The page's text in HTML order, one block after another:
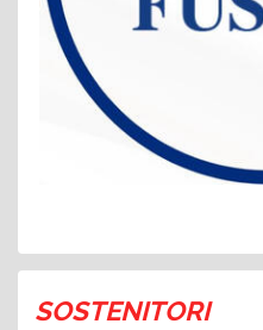
SOSTENITORI